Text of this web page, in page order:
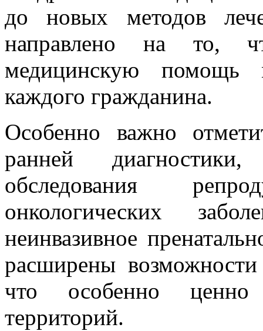
до новых методов
направлено на то,
медицинскую помощь
каждого гражданина.
Особенно важно
ранней
обследования
онкологических
неинвазивное
расширены возможности
что особенно
территорий.